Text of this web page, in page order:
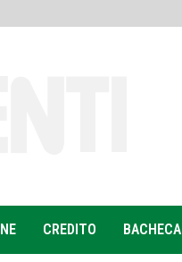
CREDITO BACHECA